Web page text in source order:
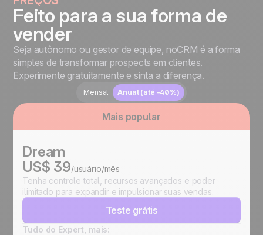
Feito para a sua forma de
vender
Seja autônomo ou gestor de equipe, noCRM é a forma
simples de transformar prospects em clientes.
Experimente gratuitamente e sinta a diferença.
Mensal Anual (até -40%)
Mais popular
Dream
US$ 39/usuário/mês
Tenha controle total, recursos avançados e poder
ilimitado para expandir e impulsionar suas vendas.
Teste grátis
Tudo do Expert, mais: